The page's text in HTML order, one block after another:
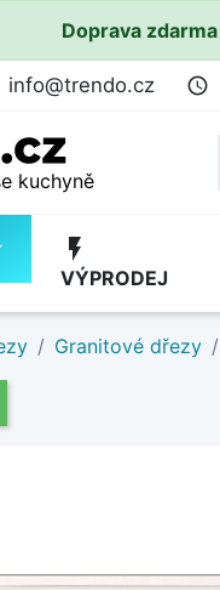
Doprava
info@trendo.cz access_time
kuchyně
flash_on
VÝPRODEJ
Granitové dřezy